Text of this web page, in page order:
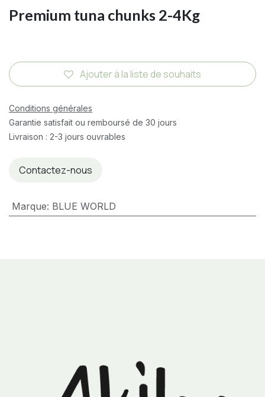
Premium tuna chunks 2-4Kg
Ajouter à la liste de souhaits
Conditions générales
Garantie satisfait ou remboursé de 30 jours
Livraison : 2-3 jours ouvrables
Contactez-nous
Marque: BLUE WORLD